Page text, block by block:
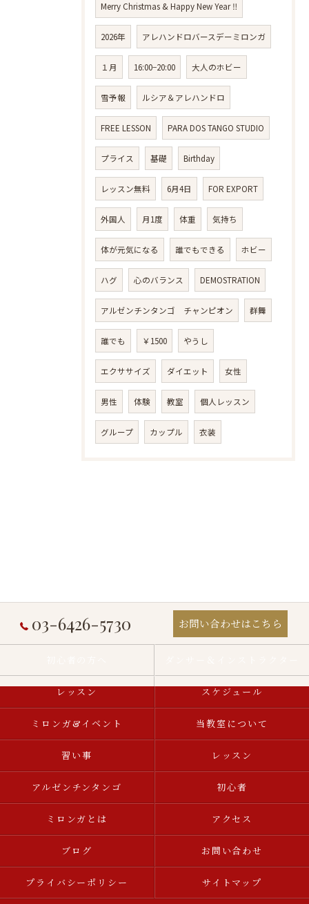
Merry Christmas & Happy New Year ‼️
2026年 アレハンドロバースデーミロンガ
１月 16:00−20:00 大人のホビー
雪予報 ルシア＆アレハンドロ
FREE LESSON PARA DOS TANGO STUDIO
プライス 基礎 Birthday
レッスン無料 6月4日 FOR EXPORT
外国人 月1度 体重 気持ち
体が元気になる 誰でもできる ホビー
ハグ 心のバランス DEMOSTRATION
アルゼンチンタンゴ チャンピオン 群舞
誰でも ￥1500 やうし
エクササイズ ダイエット 女性
男性 体験 教室 個人レッスン
グループ カップル 衣装
03-6426-5730 お問い合わせはこちら
レッスン スケジュール
ミロンガ&イベント 当教室について
習い事 レッスン
アルゼンチンタンゴ 初心者
ミロンガとは アクセス
ブログ お問い合わせ
プライバシーポリシー サイトマップ